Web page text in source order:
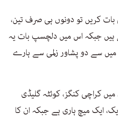
بات کریں تو دونوں ہی صرف تین،
ہیں جبکہ اس میں دلچسپ بات یہ
میں سے دو پشاور زلمی سے ہارے
کراچی کنگز، کوئٹہ گلیڈی
ایک، ایک میچ ہاری ہے جبکہ ان کا